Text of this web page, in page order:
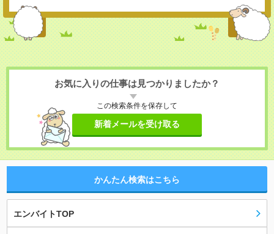
お気に入りの仕事は見つかりましたか？
この検索条件を保存して
新着メールを受け取る
かんたん検索はこちら
エンバイトTOP